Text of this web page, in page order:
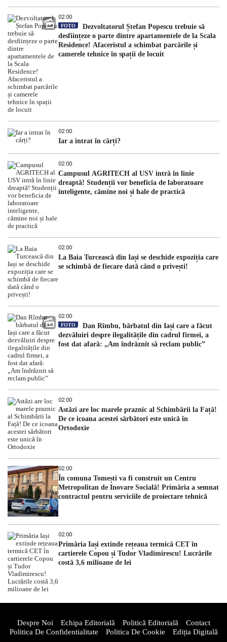
02:00
FOTO
Dezvoltatorul Ștefan Popescu trebuie să
desființeze o parte dintre apartamentele de la Scala
Residence! Afaceristul a schimbat parcările și
camerele tehnice în spații de locuit
02:00
Iar a intrat în cărți?
02:00
Campusul AGRITECH al USV intră în linie
dreaptă! Studenții vor beneficia de laboratoare
inteligente, cămine noi și hale de practică
02:00
La Baia Turcească din Iași se deschide expoziția care
se schimbă de fiecare dată când o privești!
02:00
FOTO
Dan Rîmbu, bărbatul din Iași care a făcut
dezvăluiri despre ilegalitățile din cadrul firmei, a
fost dat afară: „Am îndrăznit să reclam public”
02:00
Astăzi are loc marele praznic al Schimbării la Față!
De ce icoana acestei sărbători este unică în
Ortodoxie
02:00
În comuna Tomești va fi construit un Centru
Metropolitan de Inovare Socială! Primăria a semnat
contractul pentru serviciile de proiectare tehnică
02:00
Primăria Iași extinde rețeaua termică CET în
cartierele Copou și Tudor Vladimirescu! Lucrările
costă 3,6 milioane de lei
Despre Noi Echipa Editorială Politică Editorială
Contact
Politica De Confidentialitate
Politica De Cookie Ediția Digitală